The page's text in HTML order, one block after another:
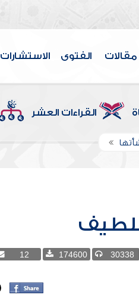
مقالات الفتوى الاستشارات
القراءات العشر
30338
174600
12